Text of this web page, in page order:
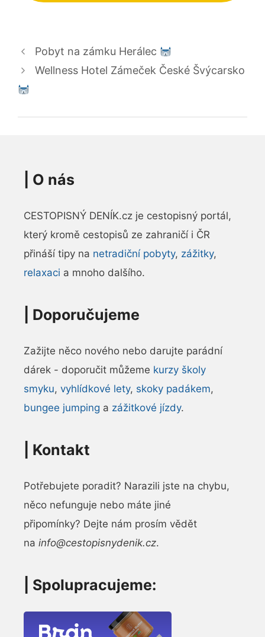
Pobyt na zámku Herálec
Wellness Hotel Zámeček České Švýcarsko
O nás
CESTOPISNÝ DENÍK.cz je cestopisný portál,
který kromě cestopisů ze zahraničí i ČR
přináší tipy na netradiční pobyty, zážitky,
relaxaci a mnoho dalšího.
Doporučujeme
Zažijte něco nového nebo darujte parádní
dárek - doporučit můžeme kurzy školy
smyku, vyhlídkové lety, skoky padákem,
bungee jumping a zážitkové jízdy.
Kontakt
Potřebujete poradit? Narazili jste na chybu,
něco nefunguje nebo máte jiné
připomínky? Dejte nám prosím vědět
na info@cestopisnydenik.cz.
| Spolupracujeme: